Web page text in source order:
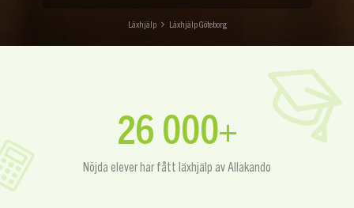
Läxhjälp Läxhjälp Göteborg
26 000+
Nöjda elever har fått läxhjälp av Allakando